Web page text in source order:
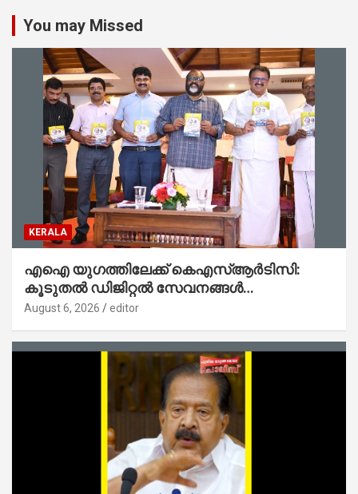
You may Missed
KERALA
എഐ യുഗത്തിലേക്ക് കെഎസ്ആർടിസി:
കൂടുതൽ ഡിജിറ്റൽ സേവനങ്ങൾ
ജനങ്ങളിലേക്കെത്തിക്കും – മന്ത്രി സി പി
August 6, 2026 editor